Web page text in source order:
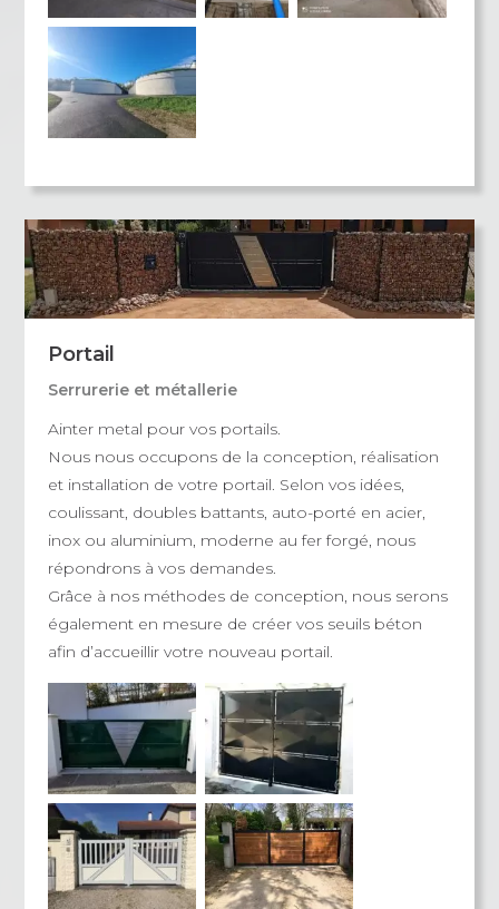
Portail
Serrurerie et métallerie
Ainter metal pour vos portails.
Nous nous occupons de la conception, réalisation
et installation de votre portail. Selon vos idées,
coulissant, doubles battants, auto-porté en acier,
inox ou aluminium, moderne au fer forgé, nous
répondrons à vos demandes.
Grâce à nos méthodes de conception, nous serons
également en mesure de créer vos seuils béton
afin d’accueillir votre nouveau portail.